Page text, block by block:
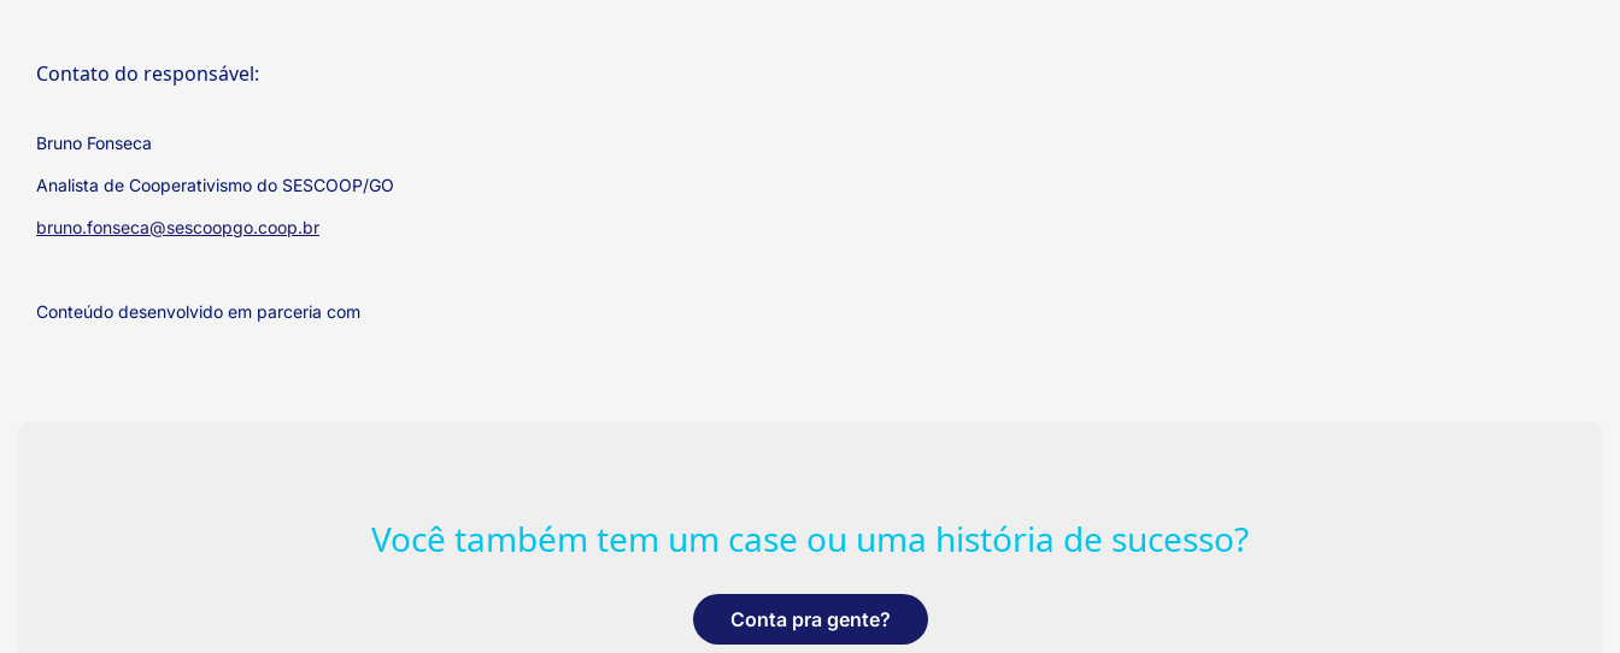
Contato do responsável:
Bruno Fonseca
Analista de Cooperativismo do SESCOOP/GO
bruno.fonseca@sescoopgo.coop.br
Conteúdo desenvolvido em parceria com
Você também tem um case ou uma história de sucesso?
Conta pra gente?